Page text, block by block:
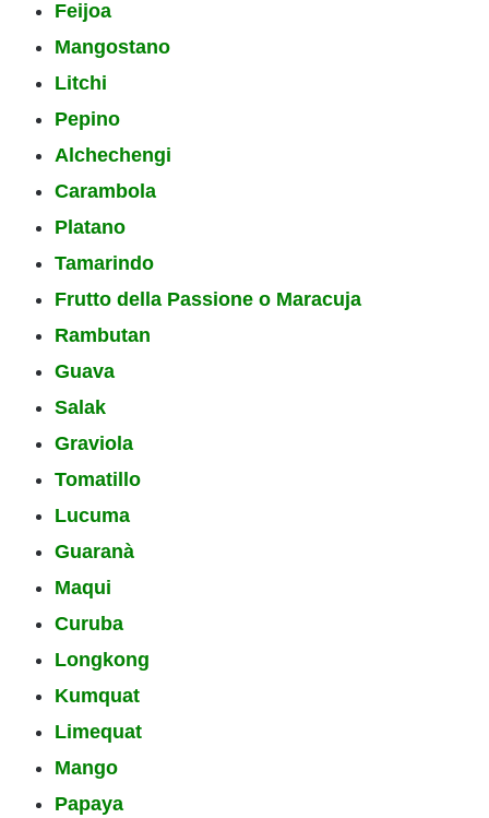
Feijoa
Mangostano
Litchi
Pepino
Alchechengi
Carambola
Platano
Tamarindo
Frutto della Passione o Maracuja
Rambutan
Guava
Salak
Graviola
Tomatillo
Lucuma
Guaranà
Maqui
Curuba
Longkong
Kumquat
Limequat
Mango
Papaya